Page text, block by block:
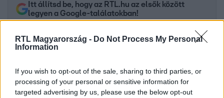
RTL Magyarország - Do Not Process My Personal
Information
If you wish to opt-out of the sale, sharing to third parties, or
processing of your personal or sensitive information for
targeted advertising by us, please use the below opt-out
Itt állítsd be, hogy az RTL.hu az elsők között
legyen a Google-találatokban!